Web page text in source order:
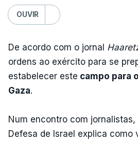
OUVIR
De acordo com o jornal
ordens ao exército para se
estabelecer este campo para
Gaza.
Num encontro com jornalistas,
Defesa de Israel explica como